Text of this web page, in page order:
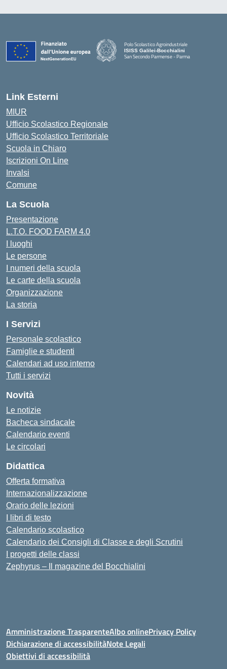
Polo Scolastico Agroindustriale
ISISS Galilei-Bocchialini
San Secondo Parmense - Parma
Link Esterni
MIUR
Ufficio Scolastico Regionale
Ufficio Scolastico Territoriale
Scuola in Chiaro
Iscrizioni On Line
Invalsi
Comune
La Scuola
Presentazione
L.T.O. FOOD FARM 4.0
I luoghi
Le persone
I numeri della scuola
Le carte della scuola
Organizzazione
La storia
I Servizi
Personale scolastico
Famiglie e studenti
Calendari ad uso interno
Tutti i servizi
Novità
Le notizie
Bacheca sindacale
Calendario eventi
Le circolari
Didattica
Offerta formativa
Internazionalizzazione
Orario delle lezioni
I libri di testo
Calendario scolastico
Calendario dei Consigli di Classe e degli Scrutini
I progetti delle classi
Zephyrus – Il magazine del Bocchialini
Amministrazione TrasparenteAlbo onlinePrivacy Policy
Dichiarazione di accessibilitàNote Legali
Obiettivi di accessibilità